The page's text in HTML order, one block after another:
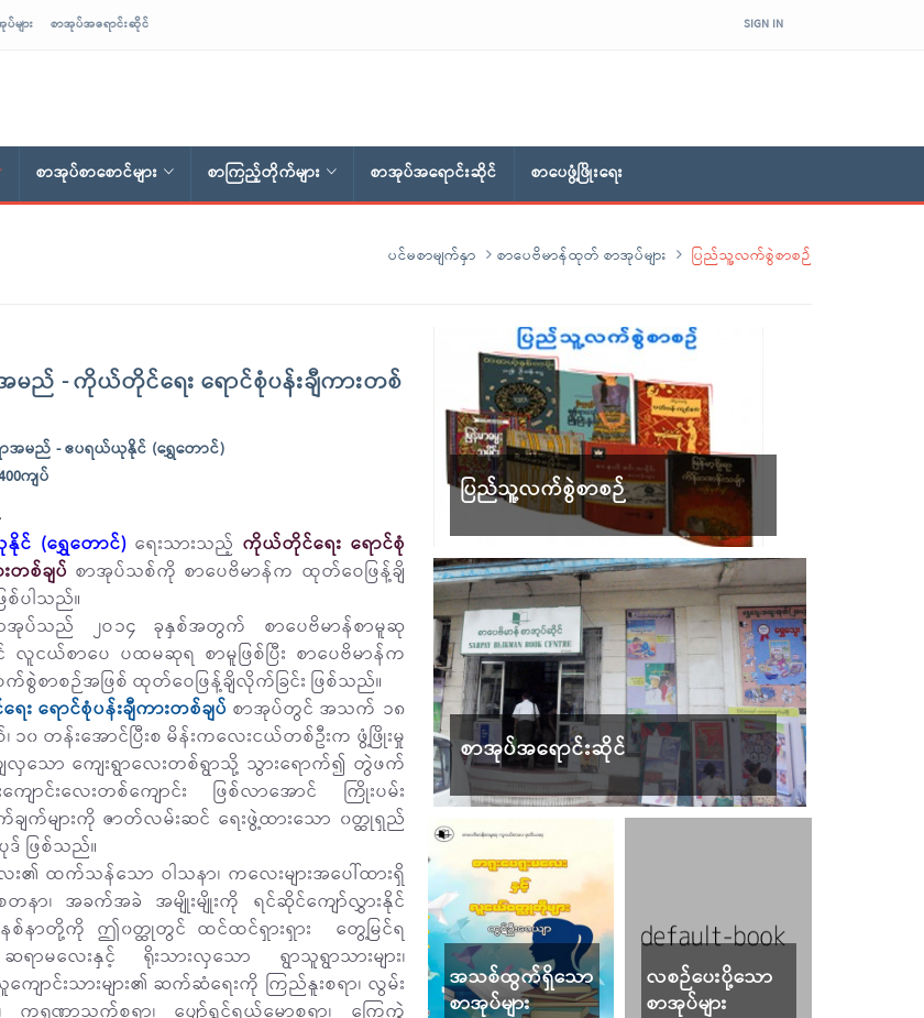
ျား စာအုပ်အရောင်းဆိုင် SIGN IN
စာအုပ်စာစောင်များ စာကြည့်တိုက်များ စာအုပ်အရောင်းဆိုင် စာပေဖွံ့ဖြိုးရေး
ပင်မစာမျက်နှာ စာပေဗိမာန်ထုတ် စာအုပ်များ ပြည်သူ့လက်စွဲစာစဉ်
မည် - ကိုယ်တိုင်ရေး ရောင်စုံပန်းချီကားတစ်
ာအမည် - ဧပရယ်ယုနိုင် (ရွှေတောင်)
ကျပ်
င် (ရွှေတောင်)ရေးသားသည့် ကိုယ်တိုင်ရေး ရောင်စုံ
တစ်ချပ် စာအုပ်သစ်ကို စာပေဗိမာန်က ထုတ်ဝေဖြန့်ချိ
စ်ပါသည်။
အုပ်သည် ၂ဝ၁၄ ခုနှစ်အတွက် စာပေဗိမာန်စာမူဆု
လူငယ်စာပေ ပထမဆုရ စာမူဖြစ်ပြီး စာပေဗိမာန်က
စာစဉ်အဖြစ် ထုတ်ဝေဖြန့်ချိလိုက်ခြင်း ဖြစ်သည်။
ရောင်စုံပန်းချီကားတစ်ချပ်စာအုပ်တွင် အသက် ၁၈
၁၀ တန်းအောင်ပြီးစ မိန်းကလေးငယ်တစ်ဦးက ဖွံ့ဖြိုးမှု
လှသော ကျေးရွာလေးတစ်ရွာသို့ သွားရောက်၍ တွဲဖက်
ျောင်းလေးတစ်ကျောင်း ဖြစ်လာအောင် ကြိုးပမ်း
ချက်များကို ဇာတ်လမ်းဆင် ရေးဖွဲ့ထားသော ၀တ္ထုရှည်
ဖြစ်သည်။
း၏ ထက်သန်သော ဝါသနာ၊ ကလေးများအပေါ်ထားရှိ
နာ၊ အခက်အခဲ အမျိုးမျိုးကို ရင်ဆိုင်ကျော်လွှားနိုင်
စ်နာတို့ကို ဤ၀တ္ထုတွင် ထင်ထင်ရှားရှား တွေ့မြင်ရ
ာမလေးနှင့် ရိုးသားလှသော ရွာသူရွာသားများ၊
ကျောင်းသားများ၏ ဆက်ဆံရေးကို ကြည်နူးစရာ၊ လွမ်း
ပြည်သူ့လက်စွဲစာစဉ်
စာအုပ်အရောင်းဆိုင်
အသစ်ထွက်ရှိသော
စာအုပ်များ
လစဉ်ပေးပို့သော
စာအုပ်များ